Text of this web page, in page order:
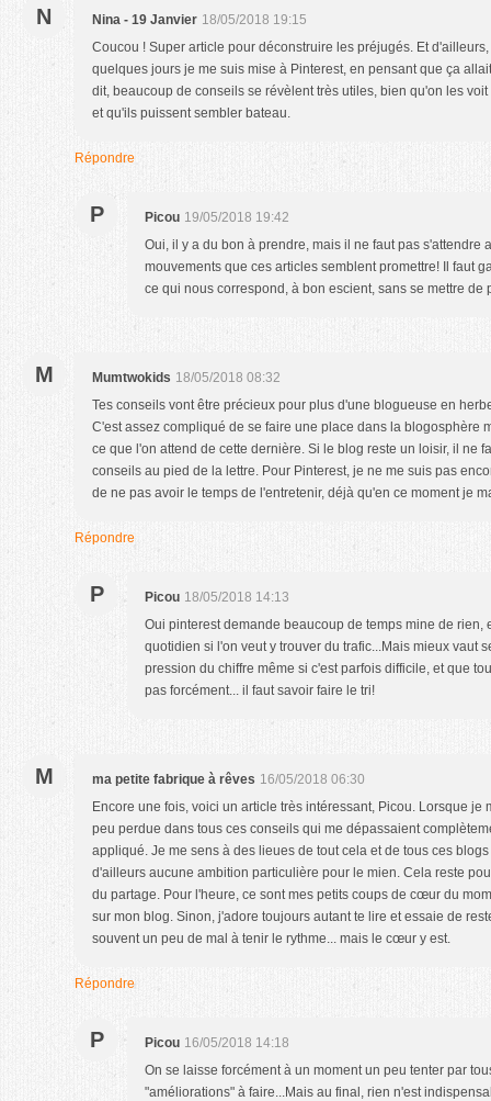
N Nina - 19 Janvier 18/05/2018 19:15
Coucou ! Super article pour déconstruire les préjugés. Et
quelques jours je me suis mise à Pinterest, en pensant que ça
dit, beaucoup de conseils se révèlent très utiles, bien qu'on les
et qu'ils puissent sembler bateau.
Répondre
P Picou 19/05/2018 19:42
Oui, il y a du bon à prendre, mais il ne faut pas s'attendre
mouvements que ces articles semblent promettre! Il faut
ce qui nous correspond, à bon escient, sans se mettre de
M Mumtwokids 18/05/2018 08:32
Tes conseils vont être précieux pour plus d'une blogueuse en
C'est assez compliqué de se faire une place dans la blogosphère
ce que l'on attend de cette dernière. Si le blog reste un loisir, il ne
conseils au pied de la lettre. Pour Pinterest, je ne me suis pas
de ne pas avoir le temps de l'entretenir, déjà qu'en ce moment je
Répondre
P Picou 18/05/2018 14:13
Oui pinterest demande beaucoup de temps mine de rien,
quotidien si l'on veut y trouver du trafic...Mais mieux vaut
pression du chiffre même si c'est parfois difficile, et que
pas forcément... il faut savoir faire le tri!
M ma petite fabrique à rêves 16/05/2018 06:30
Encore une fois, voici un article très intéressant, Picou. Lorsque je
peu perdue dans tous ces conseils qui me dépassaient
appliqué. Je me sens à des lieues de tout cela et de tous ces
d'ailleurs aucune ambition particulière pour le mien. Cela reste
du partage. Pour l'heure, ce sont mes petits coups de cœur du
sur mon blog. Sinon, j'adore toujours autant te lire et essaie de
souvent un peu de mal à tenir le rythme... mais le cœur y est.
Répondre
P Picou 16/05/2018 14:18
On se laisse forcément à un moment un peu tenter par
"améliorations" à faire...Mais au final, rien n'est